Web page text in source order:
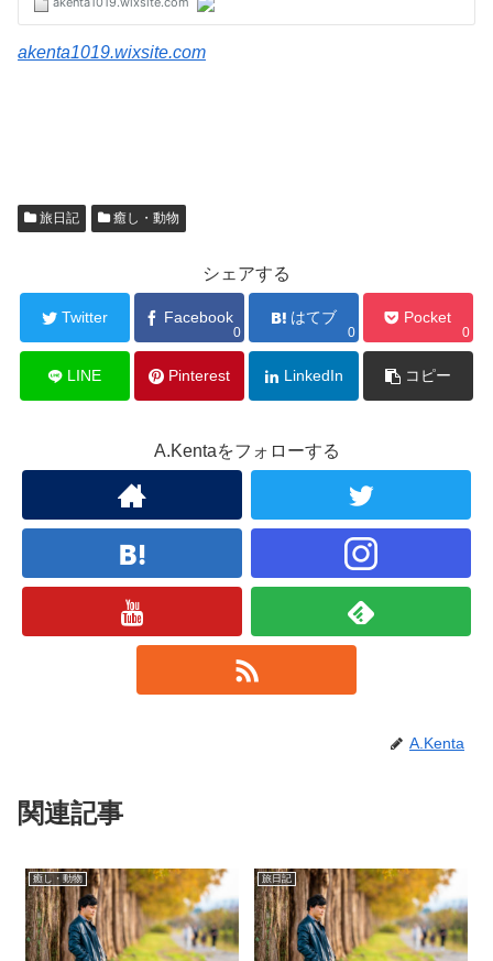
akenta1019.wixsite.com
旅日記 癒し・動物
シェアする
Twitter Facebook
0
はてブ
0
Pocket
0
LINE Pinterest LinkedIn コピー
A.Kentaをフォローする
A.Kenta
関連記事
癒し・動物 旅日記